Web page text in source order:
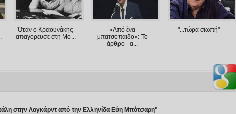
Όταν ο Κραουνάκης
απαγόρευσε στη Μο...
«Από ένα
μπατσόπαιδο»: To
άρθρο - α...
"...τώρα σιωπή"
στην Λαγκάρντ από την Ελληνίδα Εύη Μπότσαρη"